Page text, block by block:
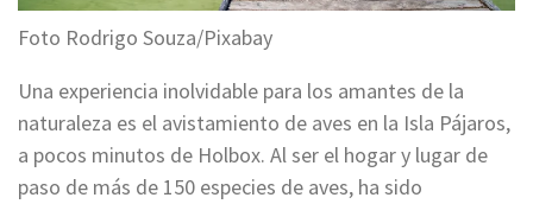
Foto Rodrigo Souza/Pixabay
Una experiencia inolvidable para los amantes de la
naturaleza es el avistamiento de aves en la Isla Pájaros,
a pocos minutos de Holbox. Al ser el hogar y lugar de
paso de más de 150 especies de aves, ha sido